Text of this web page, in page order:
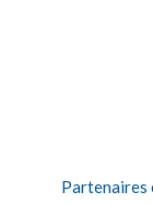
Partenaires